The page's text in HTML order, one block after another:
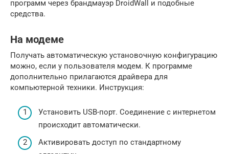
программ через брандмауэр DroidWall и подобные
средства.
На модеме
Получать автоматическую установочную конфигурацию
можно, если у пользователя модем. К программе
дополнительно прилагаются драйвера для
компьютерной техники. Инструкция:
Установить USB-порт. Соединение с интернетом
происходит автоматически.
Активировать доступ по стандартному